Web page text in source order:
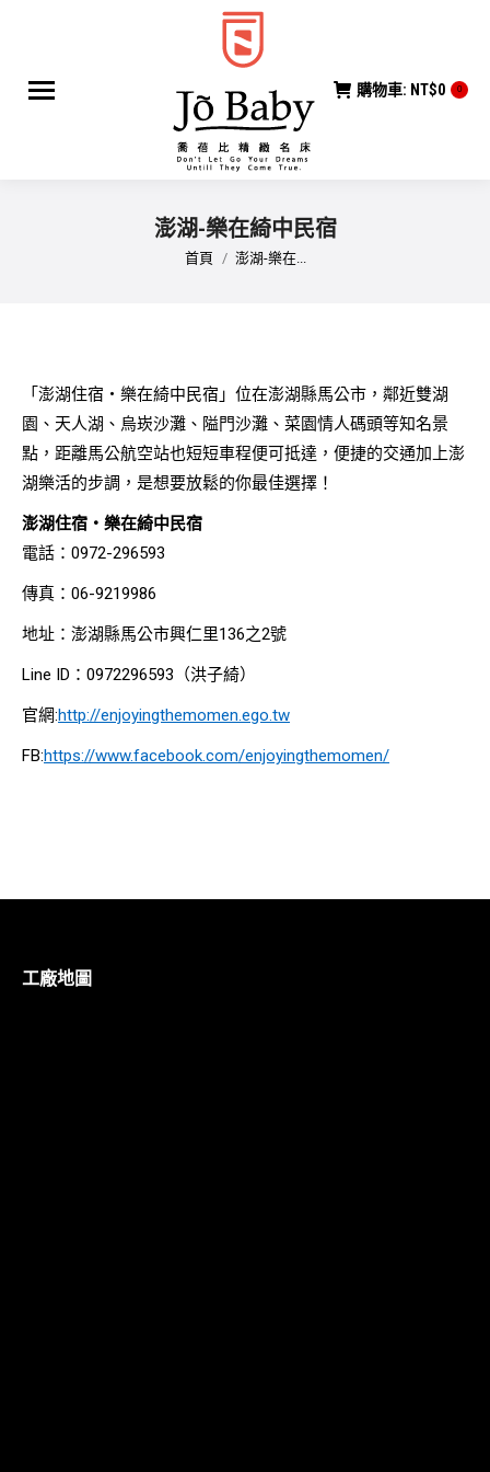
購物車: NT$0 0
澎湖-樂在綺中民宿
您在這裡：
首頁 澎湖-樂在...
「澎湖住宿‧樂在綺中民宿」位在澎湖縣馬公市，鄰近雙湖
園、天人湖、烏崁沙灘、隘門沙灘、菜園情人碼頭等知名景
點，距離馬公航空站也短短車程便可抵達，便捷的交通加上澎
湖樂活的步調，是想要放鬆的你最佳選擇！
澎湖住宿‧樂在綺中民宿
電話：0972-296593
傳真：06-9219986
地址：澎湖縣馬公市興仁里136之2號
Line ID：0972296593（洪子綺）
官網:http://enjoyingthemomen.ego.tw
FB:https://www.facebook.com/enjoyingthemomen/
工廠地圖